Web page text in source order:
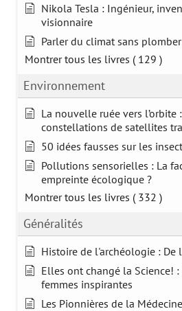
Nikola Tesla : Ingénieur,
visionnaire
Parler du climat sans
Montrer tous les livres ( 129 )
Environnement
La nouvelle ruée vers l’orbite
constellations de satellites
50 idées fausses sur les
Pollutions sensorielles : La
empreinte écologique ?
Montrer tous les livres ( 332 )
Généralités
Histoire de l'archéologie : De
Elles ont changé la Science!
femmes inspirantes
Les Pionnières de la Médecine